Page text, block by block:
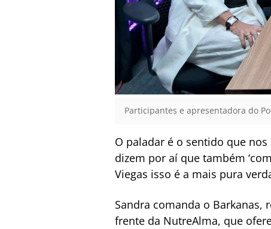
Participantes e apresentadora do
O paladar é o sentido que
dizem por aí que também
Viegas isso é a mais pura
Sandra comanda o Barkanas,
frente da NutreAlma, que